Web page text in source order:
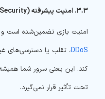
۳.۳. امنیت پیشرفته (Enhanced Security)
امنیت بازی تضمین‌شده است
DDoS، تقلب یا دسترسی‌های
کند. این یعنی سرور شما
تحت تأثیر قرار نمی‌گیرد.